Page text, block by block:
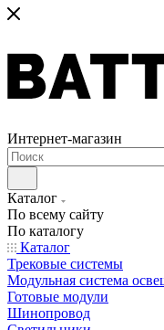
Интернет-магазин
Каталог
По всему сайту
По каталогу
Каталог
Трековые системы
Модульная система
Готовые модули
Шинопровод